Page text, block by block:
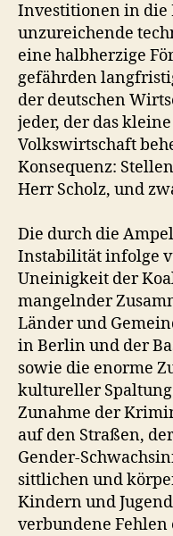
Investitionen in
unzureichende
eine halbherzige
gefährden
der deutschen
jeder, der das
Volkswirtschaft
Konsequenz:
Herr Scholz, und
Die durch die
Instabilität infolge
Uneinigkeit der
mangelnder
Länder und
in Berlin und der
sowie die enorme
kultureller
Zunahme der
auf den Straßen,
Gender-
sittlichen und
Kindern und
verbundene